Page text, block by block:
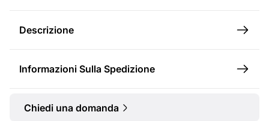
Descrizione
Informazioni Sulla Spedizione
Chiedi una domanda